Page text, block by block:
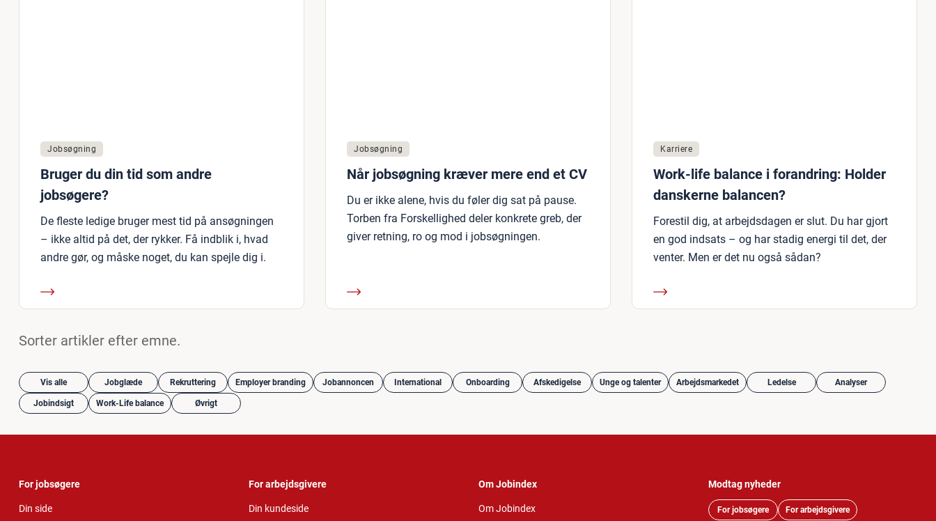
Jobsøgning
Bruger du din tid som andre
jobsøgere?
De fleste ledige bruger mest tid på ansøgningen
– ikke altid på det, der rykker. Få indblik i, hvad
andre gør, og måske noget, du kan spejle dig i.
Jobsøgning
Når jobsøgning kræver mere end et CV
Du er ikke alene, hvis du føler dig sat på pause.
Torben fra Forskellighed deler konkrete greb, der
giver retning, ro og mod i jobsøgningen.
Karriere
Work-life balance i forandring: Holder
danskerne balancen?
Forestil dig, at arbejdsdagen er slut. Du har gjort
en god indsats – og har stadig energi til det, der
venter. Men er det nu også sådan?
Sorter artikler efter emne.
Vis alle Jobglæde Rekruttering Employer branding Jobannoncen International Onboarding Afskedigelse Unge og talenter Arbejdsmarkedet Ledelse Analyser
Jobindsigt Work-Life balance Øvrigt
For jobsøgere
Din side
For arbejdsgivere
Din kundeside
Om Jobindex
Om Jobindex
Modtag nyheder
For jobsøgere For arbejdsgivere